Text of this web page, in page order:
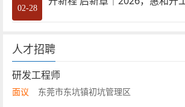
02-28
人才招聘
研发工程师
面议 东莞市东坑镇初坑管理区